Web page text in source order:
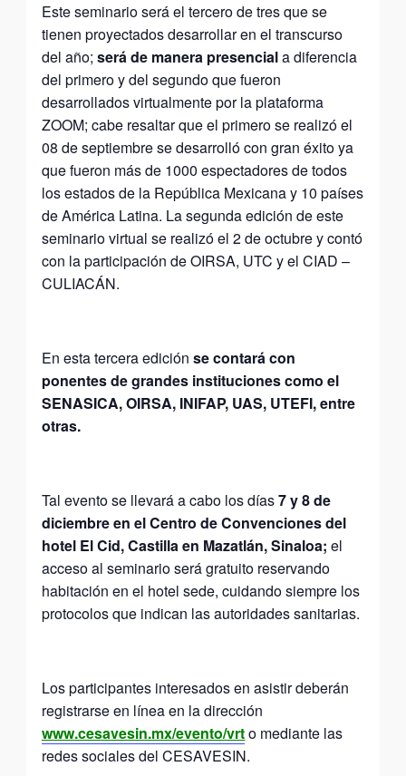
Este seminario será el tercero de tres que se
tienen proyectados desarrollar en el transcurso
del año;será de manera presenciala diferencia
del primero y del segundo que fueron
desarrollados virtualmente por la plataforma
ZOOM; cabe resaltar que el primero se realizó el
08 de septiembre se desarrolló con gran éxito ya
que fueron más de 1000 espectadores de todos
los estados de la República Mexicana y 10 países
de América Latina. La segunda edición de este
seminario virtual se realizó el 2 de octubre y contó
con la participación de OIRSA, UTC y el CIAD –
CULIACÁN.
En esta tercera ediciónse contará con
ponentes de grandes instituciones como el
SENASICA, OIRSA, INIFAP, UAS, UTEFI, entre
otras.
Tal evento se llevará a cabo los días7 y 8 de
diciembre en el Centro de Convenciones del
hotel El Cid, Castilla en Mazatlán, Sinaloa; el
acceso al seminario será gratuito reservando
habitación en el hotel sede, cuidando siempre los
protocolos que indican las autoridades sanitarias.
Los participantes interesados en asistir deberán
registrarse en línea en la dirección
www.cesavesin.mx/evento/vrto mediante las
redes sociales del CESAVESIN.